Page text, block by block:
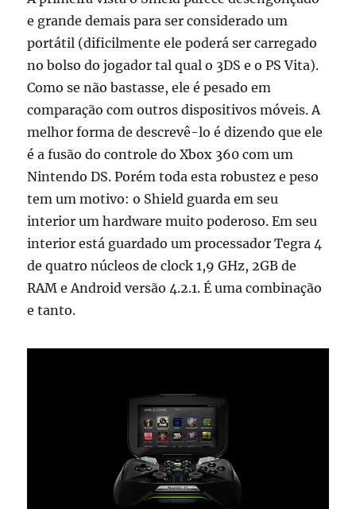
e grande demais para ser considerado um
portátil (dificilmente ele poderá ser carregado
no bolso do jogador tal qual o 3DS e o PS Vita).
Como se não bastasse, ele é pesado em
comparação com outros dispositivos móveis. A
melhor forma de descrevê-lo é dizendo que ele
é a fusão do controle do Xbox 360 com um
Nintendo DS. Porém toda esta robustez e peso
tem um motivo: o Shield guarda em seu
interior um hardware muito poderoso. Em seu
interior está guardado um processador Tegra 4
de quatro núcleos de clock 1,9 GHz, 2GB de
RAM e Android versão 4.2.1. É uma combinação
e tanto.